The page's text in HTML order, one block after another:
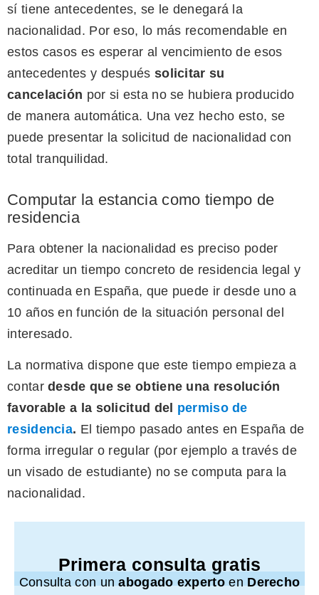
sí tiene antecedentes, se le denegará la
nacionalidad. Por eso, lo más recomendable en
estos casos es esperar al vencimiento de esos
antecedentes y después solicitar su
cancelación por si esta no se hubiera producido
de manera automática. Una vez hecho esto, se
puede presentar la solicitud de nacionalidad con
total tranquilidad.
Computar la estancia como tiempo de
residencia
Para obtener la nacionalidad es preciso poder
acreditar un tiempo concreto de residencia legal y
continuada en España, que puede ir desde uno a
10 años en función de la situación personal del
interesado.
La normativa dispone que este tiempo empieza a
contardesde que se obtiene una resolución
favorable a la solicitud del permiso de
residencia. El tiempo pasado antes en España de
forma irregular o regular (por ejemplo a través de
un visado de estudiante) no se computa para la
nacionalidad.
Primera consulta gratis
Consulta con unabogado expertoen Derecho